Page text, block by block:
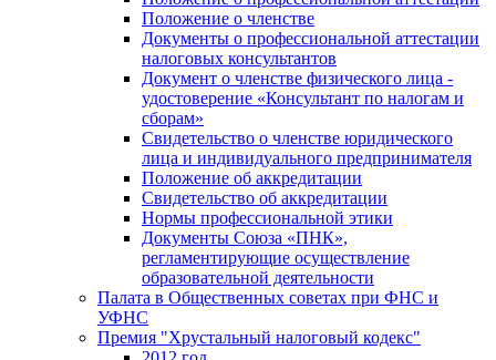
Положение о членстве
Документы о профессиональной аттестации
налоговых консультантов
Документ о членстве физического лица -
удостоверение «Консультант по налогам и
сборам»
Свидетельство о членстве юридического
лица и индивидуального предпринимателя
Положение об аккредитации
Свидетельство об аккредитации
Нормы профессиональной этики
Документы Союза «ПНК»,
регламентирующие осуществление
образовательной деятельности
Палата в Общественных советах при ФНС и
УФНС
Премия "Хрустальный налоговый кодекс"